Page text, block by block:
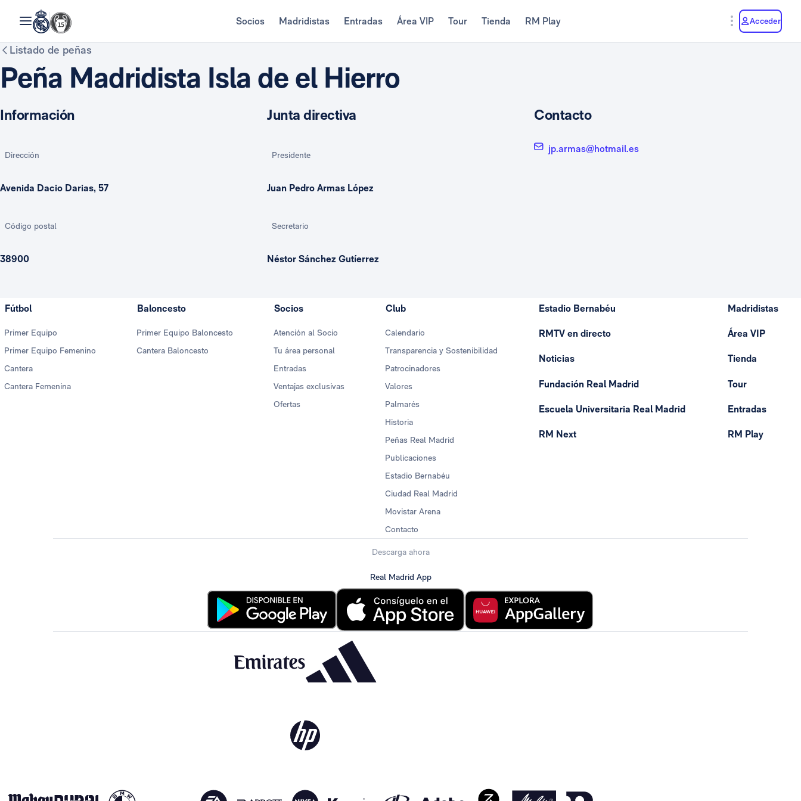
Socios Madridistas Entradas Área VIP Tour Tienda RM Play Acceder
Listado de peñas
Peña Madridista Isla de el Hierro
Información
Dirección
Avenida Dacio Darias, 57
Código postal
38900
Junta directiva
Presidente
Juan Pedro Armas López
Secretario
Néstor Sánchez Gutíerrez
Contacto
jp.armas@hotmail.es
Fútbol
Primer Equipo
Primer Equipo Femenino
Cantera
Cantera Femenina
Baloncesto
Primer Equipo Baloncesto
Cantera Baloncesto
Socios
Atención al Socio
Tu área personal
Entradas
Ventajas exclusivas
Ofertas
Club
Calendario
Transparencia y Sostenibilidad
Patrocinadores
Valores
Palmarés
Historia
Peñas Real Madrid
Publicaciones
Estadio Bernabéu
Ciudad Real Madrid
Movistar Arena
Contacto
Estadio Bernabéu
RMTV en directo
Noticias
Fundación Real Madrid
Escuela Universitaria Real Madrid
RM Next
Madridistas
Área VIP
Tienda
Tour
Entradas
RM Play
Descarga ahora
Real Madrid App